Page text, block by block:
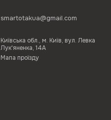
smartotakua@gmail.com
Київська обл., м. Київ, вул. Левка
Лук'яненка, 14А
Мапа проїзду